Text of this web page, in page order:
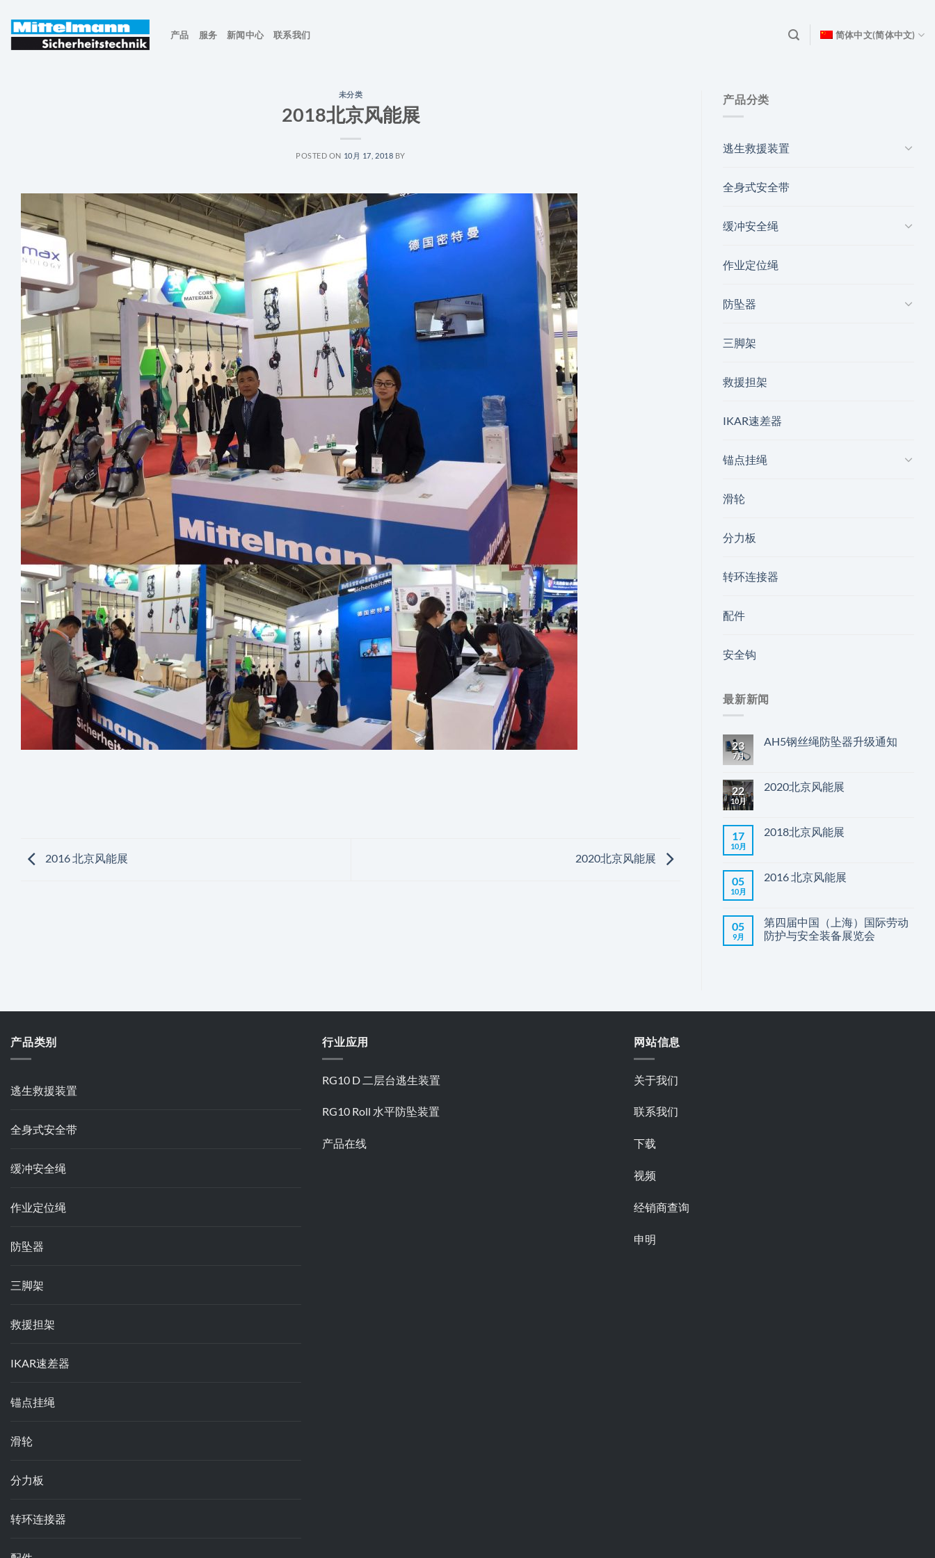
产品 服务 新闻中心 联系我们 简体中文(简体中文)
未分类
2018北京风能展
POSTED ON 10月 17, 2018 BY
2016 北京风能展 2020北京风能展
产品分类
逃生救援装置
全身式安全带
缓冲安全绳
作业定位绳
防坠器
三脚架
救援担架
IKAR速差器
锚点挂绳
滑轮
分力板
转环连接器
配件
安全钩
最新新闻
23
7月
AH5钢丝绳防坠器升级通知
22
10月
2020北京风能展
17
10月
2018北京风能展
05
10月
2016 北京风能展
05
9月
第四届中国（上海）国际劳动
防护与安全装备展览会
产品类别
逃生救援装置
全身式安全带
缓冲安全绳
作业定位绳
防坠器
三脚架
救援担架
IKAR速差器
锚点挂绳
滑轮
分力板
转环连接器
行业应用
RG10 D 二层台逃生装置
RG10 Roll 水平防坠装置
产品在线
网站信息
关于我们
联系我们
下载
视频
经销商查询
申明